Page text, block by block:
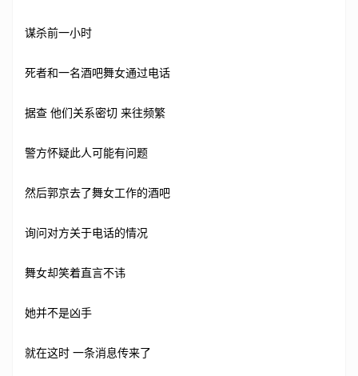
谋杀前一小时
死者和一名酒吧舞女通过电话
据查 他们关系密切 来往频繁
警方怀疑此人可能有问题
然后郭京去了舞女工作的酒吧
询问对方关于电话的情况
舞女却笑着直言不讳
她并不是凶手
就在这时 一条消息传来了